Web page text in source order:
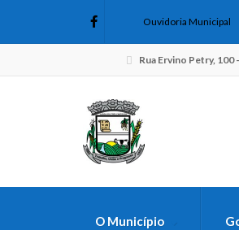
Ouvidoria Municipal
Rua Ervino Petry, 100
O Município